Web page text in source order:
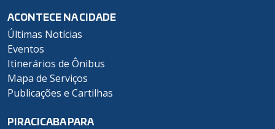
ACONTECE NA CIDADE
Últimas Notícias
Eventos
Itinerários de Ônibus
Mapa de Serviços
Publicações e Cartilhas
PIRACICABA PARA